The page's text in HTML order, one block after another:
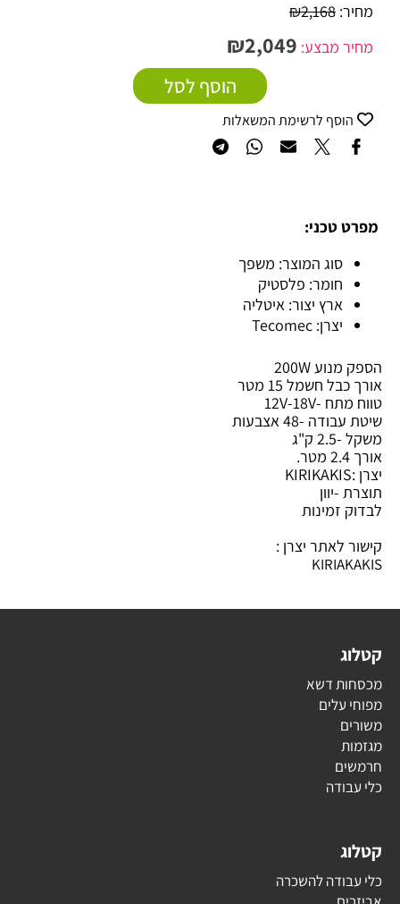
מחיר: ₪2,168
מחיר מבצע:
₪2,049
הוסף לסל
הוסף לרשימת המשאלות
מפרט טכני:
סוג המוצר: משפך
חומר: פלסטיק
ארץ יצור: איטליה
יצרן: Tecomec
הספק מנוע 200W
אורך כבל חשמל 15 מטר
טווח מתח -12V-18V
שיטת עבודה -48 אצבעות
משקל -2.5 ק"ג
אורך 2.4 מטר.
יצרן :KIRIKAKIS
תוצרת -יוון
לבדוק זמינות
קישור לאתר יצרן :
KIRIAKAKIS
קטלוג
מכסחות דשא
מפוחי עלים
משורים
מגזמות
חרמשים
כלי עבודה
קטלוג
כלי עבודה להשכרה